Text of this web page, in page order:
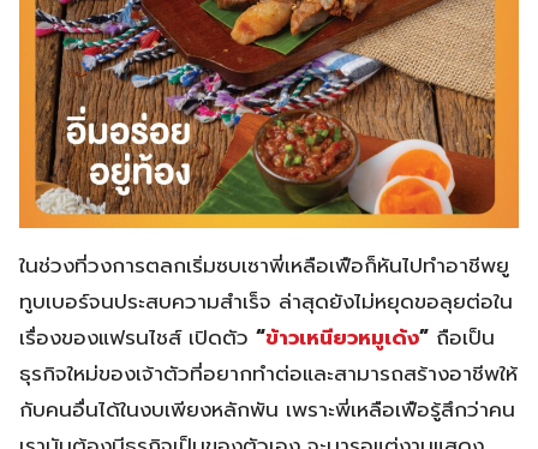
ในช่วงที่วงการตลกเริ่มซบเซาพี่เหลือเฟือก็หันไปทำอาชีพยู
ทูบเบอร์จนประสบความสำเร็จ ล่าสุดยังไม่หยุดขอลุยต่อใน
เรื่องของแฟรนไชส์ เปิดตัว “ข้าวเหนียวหมูเด้ง” ถือเป็น
ธุรกิจใหม่ของเจ้าตัวที่อยากทำต่อและสามารถสร้างอาชีพให้
กับคนอื่นได้ในงบเพียงหลักพัน เพราะพี่เหลือเฟือรู้สึกว่าคน